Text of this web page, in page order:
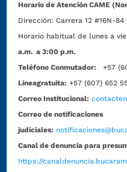
Horario de Atención CAME
Dirección:Carrera 12 #16N-
Horario habitual de lunes a
a.m. a 3:00 p.m.
Teléfono Conmutador:
+57
Líneagratuita: +57 (607) 652
Correo Institucional:
Correo de notificaciones
judiciales:
Canal de denuncia para
https://